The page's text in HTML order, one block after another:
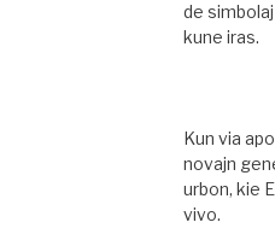
de
kune iras.
Kun via
novajn
urbon, kie
vivo.